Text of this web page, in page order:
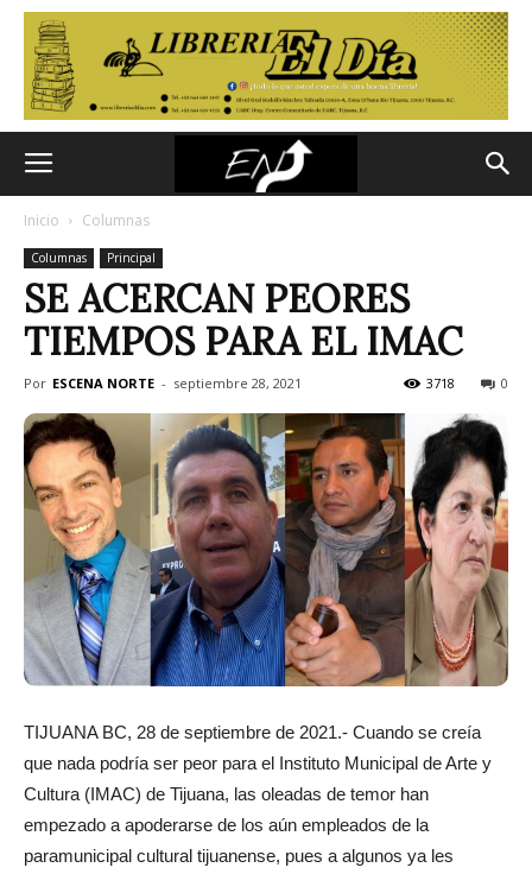
Inicio Columnas
Columnas Principal
SE ACERCAN PEORES
TIEMPOS PARA EL IMAC
Por ESCENA NORTE - septiembre 28, 2021 0
3718
TIJUANA BC, 28 de septiembre de 2021.- Cuando se creía
que nada podría ser peor para el Instituto Municipal de Arte y
Cultura (IMAC) de Tijuana, las oleadas de temor han
empezado a apoderarse de los aún empleados de la
paramunicipal cultural tijuanense, pues a algunos ya les